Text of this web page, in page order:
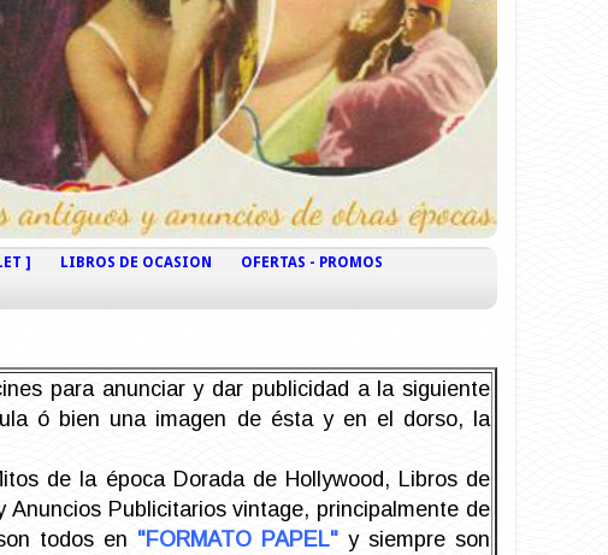
] LIBROS DE OCASION
OFERTAS - PROMOS
para anunciar y dar publicidad a la siguiente
ó bien una imagen de ésta y en el dorso, la
de la época Dorada de Hollywood, Libros de
Publicitarios vintage, principalmente de
todos en "FORMATO PAPEL" y siempre son